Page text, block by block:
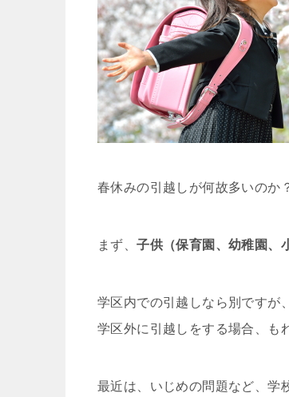
春休みの引越しが何故多いのか
まず、子供（保育園、幼稚園、
学区内での引越しなら別ですが
学区外に引越しをする場合、も
最近は、いじめの問題など、学